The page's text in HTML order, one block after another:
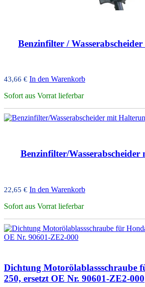
Benzinfilter /
43,66 € In den Warenkorb
Sofort aus Vorrat lieferbar
Benzinfilter/
22,65 € In den Warenkorb
Sofort aus Vorrat lieferbar
Dichtung Motorölablassschraube
250, ersetzt OE Nr. 90601-ZE2-000